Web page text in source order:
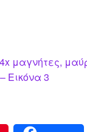
μαγνήτες,
Εικόνα 3